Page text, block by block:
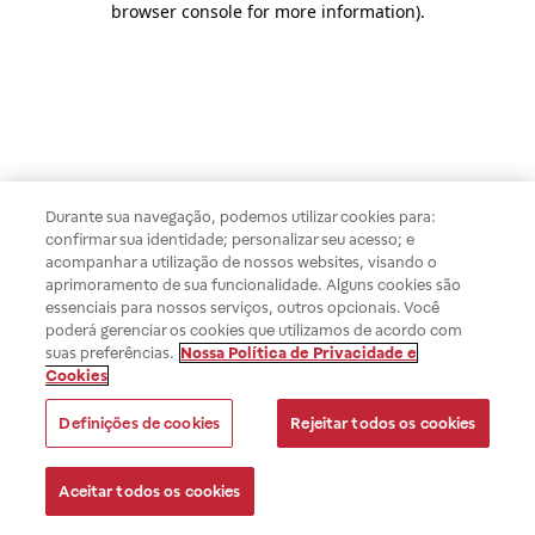
browser console for more information).
Durante sua navegação, podemos utilizar cookies para:
confirmar sua identidade; personalizar seu acesso; e
acompanhar a utilização de nossos websites, visando o
aprimoramento de sua funcionalidade. Alguns cookies são
essenciais para nossos serviços, outros opcionais. Você
poderá gerenciar os cookies que utilizamos de acordo com
suas preferências. Nossa Política de Privacidade e
Cookies
Definições de cookies Rejeitar todos os cookies
Aceitar todos os cookies